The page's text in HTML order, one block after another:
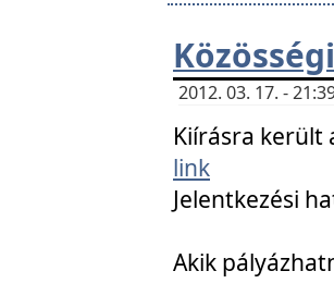
2012. 03. 17. -
Kiírásra került
link
Jelentkezési
Akik